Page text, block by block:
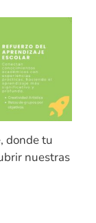
donde tu
nuestras